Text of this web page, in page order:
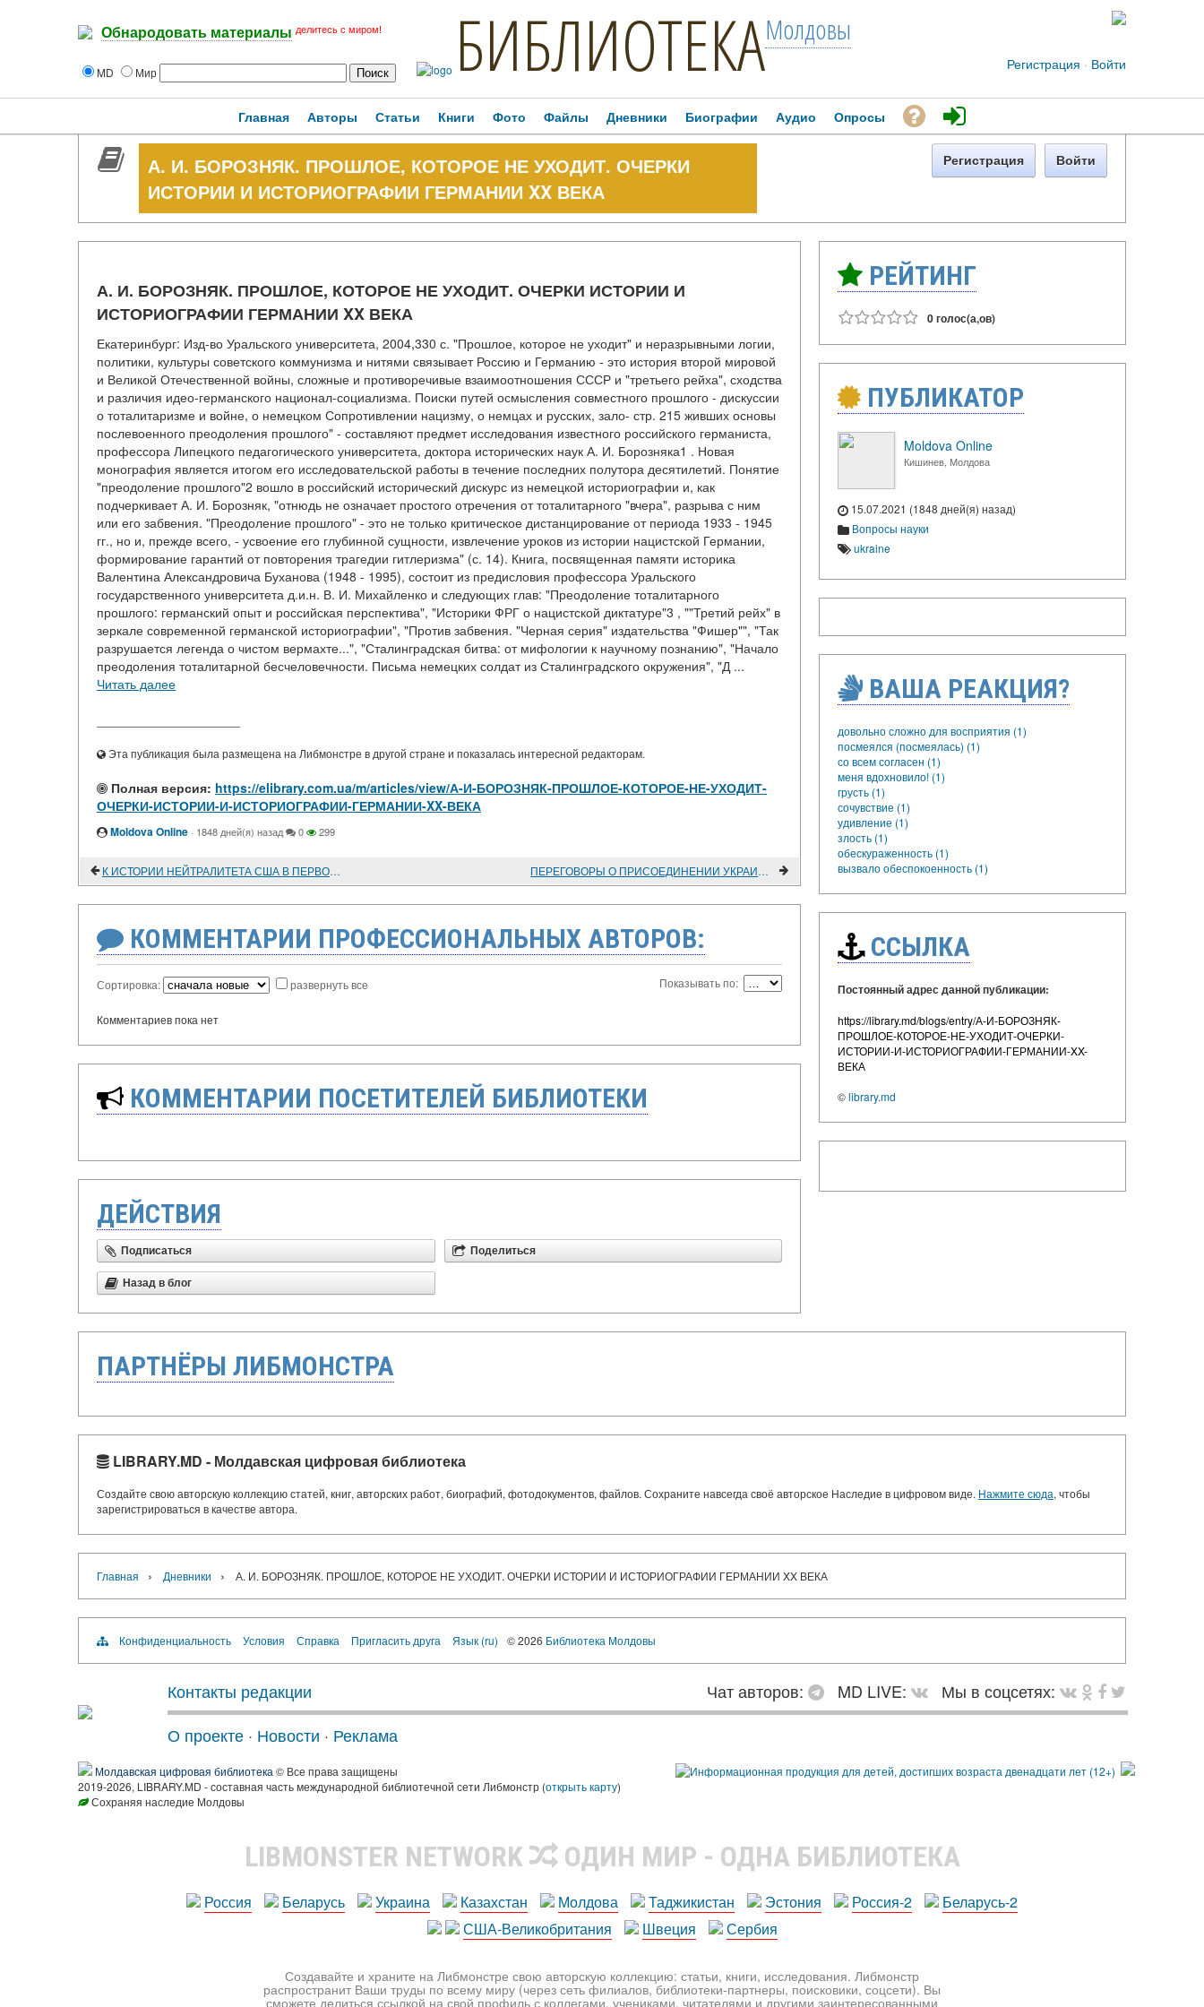
Обнародовать материалы делитесь с миром!
MD Мир БИБЛИОТЕКАМолдовы
Регистрация · Войти
Главная Авторы Статьи Книги Фото Файлы Дневники Биографии Аудио Опросы
А. И. БОРОЗНЯК. ПРОШЛОЕ, КОТОРОЕ НЕ УХОДИТ. ОЧЕРКИ
ИСТОРИИ И ИСТОРИОГРАФИИ ГЕРМАНИИ XX ВЕКА
Регистрация Войти
А. И. БОРОЗНЯК. ПРОШЛОЕ, КОТОРОЕ НЕ УХОДИТ. ОЧЕРКИ ИСТОРИИ И
ИСТОРИОГРАФИИ ГЕРМАНИИ XX ВЕКА
Екатеринбург: Изд-во Уральского университета, 2004,330 с. "Прошлое, которое не уходит" и неразрывными логии,
политики, культуры советского коммунизма и нитями связывает Россию и Германию - это история второй мировой
и Великой Отечественной войны, сложные и противоречивые взаимоотношения СССР и "третьего рейха", сходства
и различия идео-германского национал-социализма. Поиски путей осмысления совместного прошлого - дискуссии
о тоталитаризме и войне, о немецком Сопротивлении нацизму, о немцах и русских, зало- стр. 215 живших основы
послевоенного преодоления прошлого" - составляют предмет исследования известного российского германиста,
профессора Липецкого педагогического университета, доктора исторических наук А. И. Борозняка1 . Новая
монография является итогом его исследовательской работы в течение последних полутора десятилетий. Понятие
"преодоление прошлого"2 вошло в российский исторический дискурс из немецкой историографии и, как
подчеркивает А. И. Борозняк, "отнюдь не означает простого отречения от тоталитарного "вчера", разрыва с ним
или его забвения. "Преодоление прошлого" - это не только критическое дистанцирование от периода 1933 - 1945
гг., но и, прежде всего, - усвоение его глубинной сущности, извлечение уроков из истории нацистской Германии,
формирование гарантий от повторения трагедии гитлеризма" (с. 14). Книга, посвященная памяти историка
Валентина Александровича Буханова (1948 - 1995), состоит из предисловия профессора Уральского
государственного университета д.и.н. В. И. Михайленко и следующих глав: "Преодоление тоталитарного
прошлого: германский опыт и российская перспектива", "Историки ФРГ о нацистской диктатуре"3 , ""Третий рейх" в
зеркале современной германской историографии", "Против забвения. "Черная серия" издательства "Фишер"", "Так
разрушается легенда о чистом вермахте...", "Сталинградская битва: от мифологии к научному познанию", "Начало
преодоления тоталитарной бесчеловечности. Письма немецких солдат из Сталинградского окружения", "Д ...
Читать далее
Эта публикация была размещена на Либмонстре в другой стране и показалась интересной редакторам.
Полная версия: https://elibrary.com.ua/m/articles/view/А-И-БОРОЗНЯК-ПРОШЛОЕ-КОТОРОЕ-НЕ-УХОДИТ-
ОЧЕРКИ-ИСТОРИИ-И-ИСТОРИОГРАФИИ-ГЕРМАНИИ-XX-ВЕКА
Moldova Online · 1848 дней(я) назад 0 299
К ИСТОРИИ НЕЙТРАЛИТЕТА США В ПЕРВОЙ МИРОВОЙ ВОЙНЕ. БЕСЕДА В БЕЛОМ ДОМЕ 9 января 1915 года ПЕРЕГОВОРЫ О ПРИСОЕДИНЕНИИ УКРАИНЫ К ДОГОВОРУ О НЕРАСПРОСТРАНЕНИИ ЯДЕРНОГО ОРУЖИЯ В 1993-1994 годах
КОММЕНТАРИИ ПРОФЕССИОНАЛЬНЫХ АВТОРОВ:
Сортировка: развернуть все Показывать по:
Комментариев пока нет
КОММЕНТАРИИ ПОСЕТИТЕЛЕЙ БИБЛИОТЕКИ
ДЕЙСТВИЯ
Подписаться Поделиться
Назад в блог
РЕЙТИНГ
0 голос(а,ов)
ПУБЛИКАТОР
Moldova Online
Кишинев, Молдова
15.07.2021 (1848 дней(я) назад)
Вопросы науки
ukraine
ВАША РЕАКЦИЯ?
довольно сложно для восприятия (1)
посмеялся (посмеялась) (1)
со всем согласен (1)
меня вдохновило! (1)
грусть (1)
сочувствие (1)
удивление (1)
злость (1)
обескураженность (1)
вызвало обеспокоенность (1)
ССЫЛКА
Постоянный адрес данной публикации:
https://library.md/blogs/entry/А-И-БОРОЗНЯК-
ПРОШЛОЕ-КОТОРОЕ-НЕ-УХОДИТ-ОЧЕРКИ-
ИСТОРИИ-И-ИСТОРИОГРАФИИ-ГЕРМАНИИ-XX-
ВЕКА
©library.md
ПАРТНЁРЫ ЛИБМОНСТРА
LIBRARY.MD - Молдавская цифровая библиотека
Создайте свою авторскую коллекцию статей, книг, авторских работ, биографий, фотодокументов, файлов. Сохраните навсегда своё авторское Наследие в цифровом виде. Нажмите сюда, чтобы
зарегистрироваться в качестве автора.
Главная › Дневники › А. И. БОРОЗНЯК. ПРОШЛОЕ, КОТОРОЕ НЕ УХОДИТ. ОЧЕРКИ ИСТОРИИ И ИСТОРИОГРАФИИ ГЕРМАНИИ XX ВЕКА
Конфиденциальность Условия Справка Пригласить друга Язык (ru) © 2026 Библиотека Молдовы
Контакты редакции Чат авторов: MD LIVE:
Мы в соцсетях:
О проекте · Новости · Реклама
Молдавская цифровая библиотека © Все права защищены
2019-2026, LIBRARY.MD - составная часть международной библиотечной сети Либмонстр (открыть карту)
Сохраняя наследие Молдовы
LIBMONSTER NETWORK ОДИН МИР - ОДНА БИБЛИОТЕКА
Россия Беларусь Украина Казахстан Молдова Таджикистан Эстония Россия-2
Беларусь-2
США-Великобритания
Швеция Сербия
Создавайте и храните на Либмонстре свою авторскую коллекцию: статьи, книги, исследования. Либмонстр
распространит Ваши труды по всему миру (через сеть филиалов, библиотеки-партнеры, поисковики, соцсети). Вы
сможете делиться ссылкой на свой профиль с коллегами, учениками, читателями и другими заинтересованными